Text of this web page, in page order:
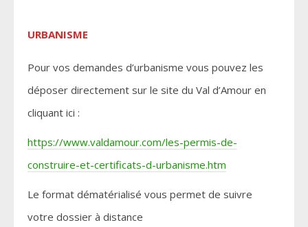
URBANISME
Pour vos demandes d’urbanisme vous pouvez les
déposer directement sur le site du Val d’Amour en
cliquant ici :
https://www.valdamour.com/les-permis-de-
construire-et-certificats-d-urbanisme.htm
Le format dématérialisé vous permet de suivre
votre dossier à distance